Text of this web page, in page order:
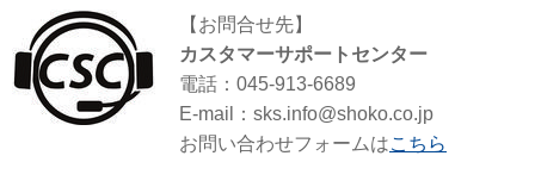
【お問合せ先】
カスタマーサポートセンター
電話：045-913-6689
E-mail：sks.info@shoko.co.jp
お問い合わせフォームはこちら